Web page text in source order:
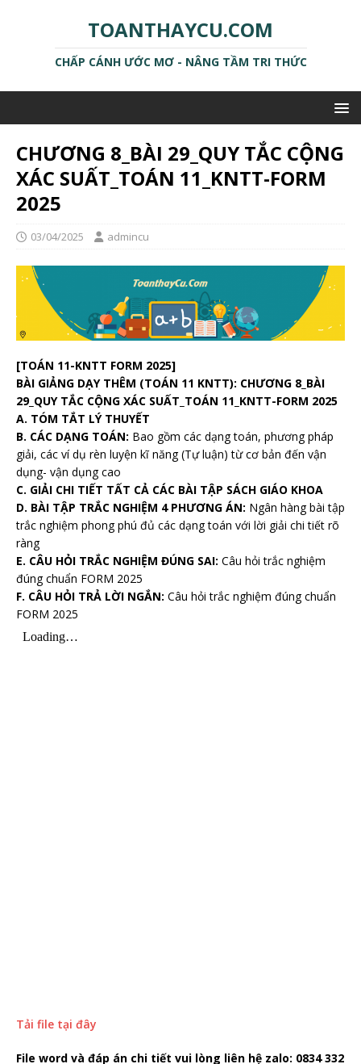
TOANTHAYCU.COM
CHẤP CÁNH ƯỚC MƠ - NÂNG TẦM TRI THỨC
CHƯƠNG 8_BÀI 29_QUY TẮC CỘNG
XÁC SUẤT_TOÁN 11_KNTT-FORM
2025
03/04/2025 admincu
[TOÁN 11-KNTT FORM 2025]
BÀI GIẢNG DẠY THÊM (TOÁN 11 KNTT): CHƯƠNG 8_BÀI
29_QUY TẮC CỘNG XÁC SUẤT_TOÁN 11_KNTT-FORM 2025
A. TÓM TẮT LÝ THUYẾT
B. CÁC DẠNG TOÁN: Bao gồm các dạng toán, phương pháp
giải, các ví dụ rèn luyện kĩ năng (Tự luận) từ cơ bản đến vận
dụng- vận dụng cao
C. GIẢI CHI TIẾT TẤT CẢ CÁC BÀI TẬP SÁCH GIÁO KHOA
D. BÀI TẬP TRẮC NGHIỆM 4 PHƯƠNG ÁN: Ngân hàng bài tập
trắc nghiệm phong phú đủ các dạng toán với lời giải chi tiết rõ
ràng
E. CÂU HỎI TRẮC NGHIỆM ĐÚNG SAI: Câu hỏi trắc nghiệm
đúng chuẩn FORM 2025
F. CÂU HỎI TRẢ LỜI NGẮN: Câu hỏi trắc nghiệm đúng chuẩn
FORM 2025
Tải file tại đây
File word và đáp án chi tiết vui lòng liên hệ zalo: 0834 332